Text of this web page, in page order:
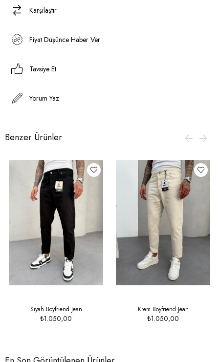
Karşılaştır
Fiyat Düşünce Haber Ver
Tavsiye Et
Yorum Yaz
Benzer Ürünler
Siyah Boyfriend Jean
₺1.050,00
Krem Boyfriend Jean
₺1.050,00